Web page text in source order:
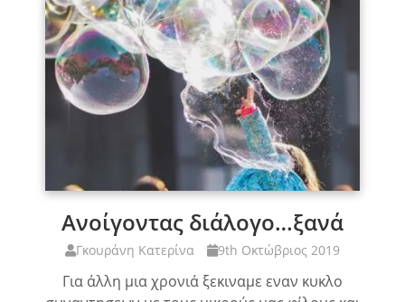
Ανοίγοντας διάλογο…ξανά
Γκουράνη Κατερίνα 9th Οκτώβριος 2019
Για άλλη μια χρονιά ξεκιναμε εναν κυκλο